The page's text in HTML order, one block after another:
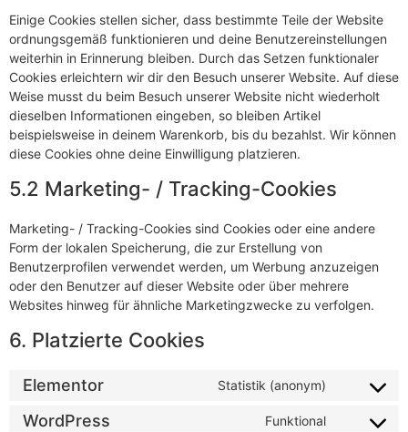
Einige Cookies stellen sicher, dass bestimmte Teile der Website
ordnungsgemäß funktionieren und deine Benutzereinstellungen
weiterhin in Erinnerung bleiben. Durch das Setzen funktionaler
Cookies erleichtern wir dir den Besuch unserer Website. Auf diese
Weise musst du beim Besuch unserer Website nicht wiederholt
dieselben Informationen eingeben, so bleiben Artikel
beispielsweise in deinem Warenkorb, bis du bezahlst. Wir können
diese Cookies ohne deine Einwilligung platzieren.
5.2 Marketing- / Tracking-Cookies
Marketing- / Tracking-Cookies sind Cookies oder eine andere
Form der lokalen Speicherung, die zur Erstellung von
Benutzerprofilen verwendet werden, um Werbung anzuzeigen
oder den Benutzer auf dieser Website oder über mehrere
Websites hinweg für ähnliche Marketingzwecke zu verfolgen.
6. Platzierte Cookies
Elementor Statistik (anonym)
WordPress Funktional